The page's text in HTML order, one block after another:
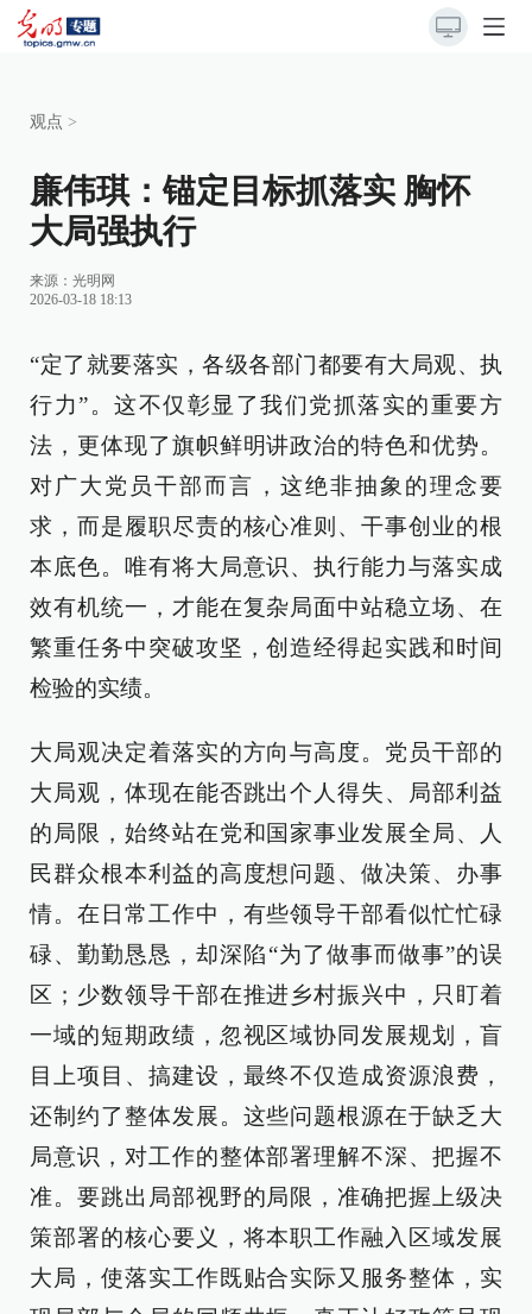
观点 >
廉伟琪：锚定目标抓落实 胸怀
大局强执行
来源： 光明网
2026-03-18 18:13
“定了就要落实，各级各部门都要有大局观、执
行力”。这不仅彰显了我们党抓落实的重要方
法，更体现了旗帜鲜明讲政治的特色和优势。
对广大党员干部而言，这绝非抽象的理念要
求，而是履职尽责的核心准则、干事创业的根
本底色。唯有将大局意识、执行能力与落实成
效有机统一，才能在复杂局面中站稳立场、在
繁重任务中突破攻坚，创造经得起实践和时间
检验的实绩。
大局观决定着落实的方向与高度。党员干部的
大局观，体现在能否跳出个人得失、局部利益
的局限，始终站在党和国家事业发展全局、人
民群众根本利益的高度想问题、做决策、办事
情。在日常工作中，有些领导干部看似忙忙碌
碌、勤勤恳恳，却深陷“为了做事而做事”的误
区；少数领导干部在推进乡村振兴中，只盯着
一域的短期政绩，忽视区域协同发展规划，盲
目上项目、搞建设，最终不仅造成资源浪费，
还制约了整体发展。这些问题根源在于缺乏大
局意识，对工作的整体部署理解不深、把握不
准。要跳出局部视野的局限，准确把握上级决
策部署的核心要义，将本职工作融入区域发展
大局，使落实工作既贴合实际又服务整体，实